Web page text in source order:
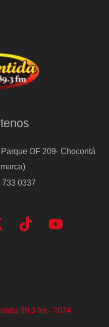
OF 209- Chocontá
0337
89.3 fm - 2024